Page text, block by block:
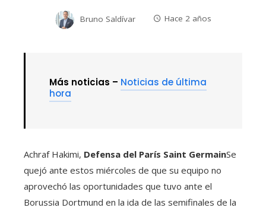
Bruno Saldívar Hace 2 años
Más noticias – Noticias de última
hora
Achraf Hakimi, Defensa del París Saint GermainSe
quejó ante estos miércoles de que su equipo no
aprovechó las oportunidades que tuvo ante el
Borussia Dortmund en la ida de las semifinales de la